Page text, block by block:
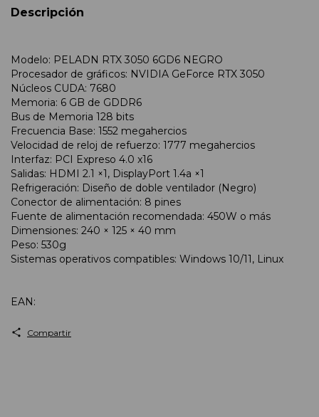
Descripción
Modelo: PELADN RTX 3050 6GD6 NEGRO
Procesador de gráficos: NVIDIA GeForce RTX 3050
Núcleos CUDA: 7680
Memoria: 6 GB de GDDR6
Bus de Memoria 128 bits
Frecuencia Base: 1552 megahercios
Velocidad de reloj de refuerzo: 1777 megahercios
Interfaz: PCI Expreso 4.0 x16
Salidas: HDMI 2.1 ×1, DisplayPort 1.4a ×1
Refrigeración: Diseño de doble ventilador (Negro)
Conector de alimentación: 8 pines
Fuente de alimentación recomendada: 450W o más
Dimensiones: 240 × 125 × 40 mm
Peso: 530g
Sistemas operativos compatibles: Windows 10/11, Linux
EAN:
Compartir